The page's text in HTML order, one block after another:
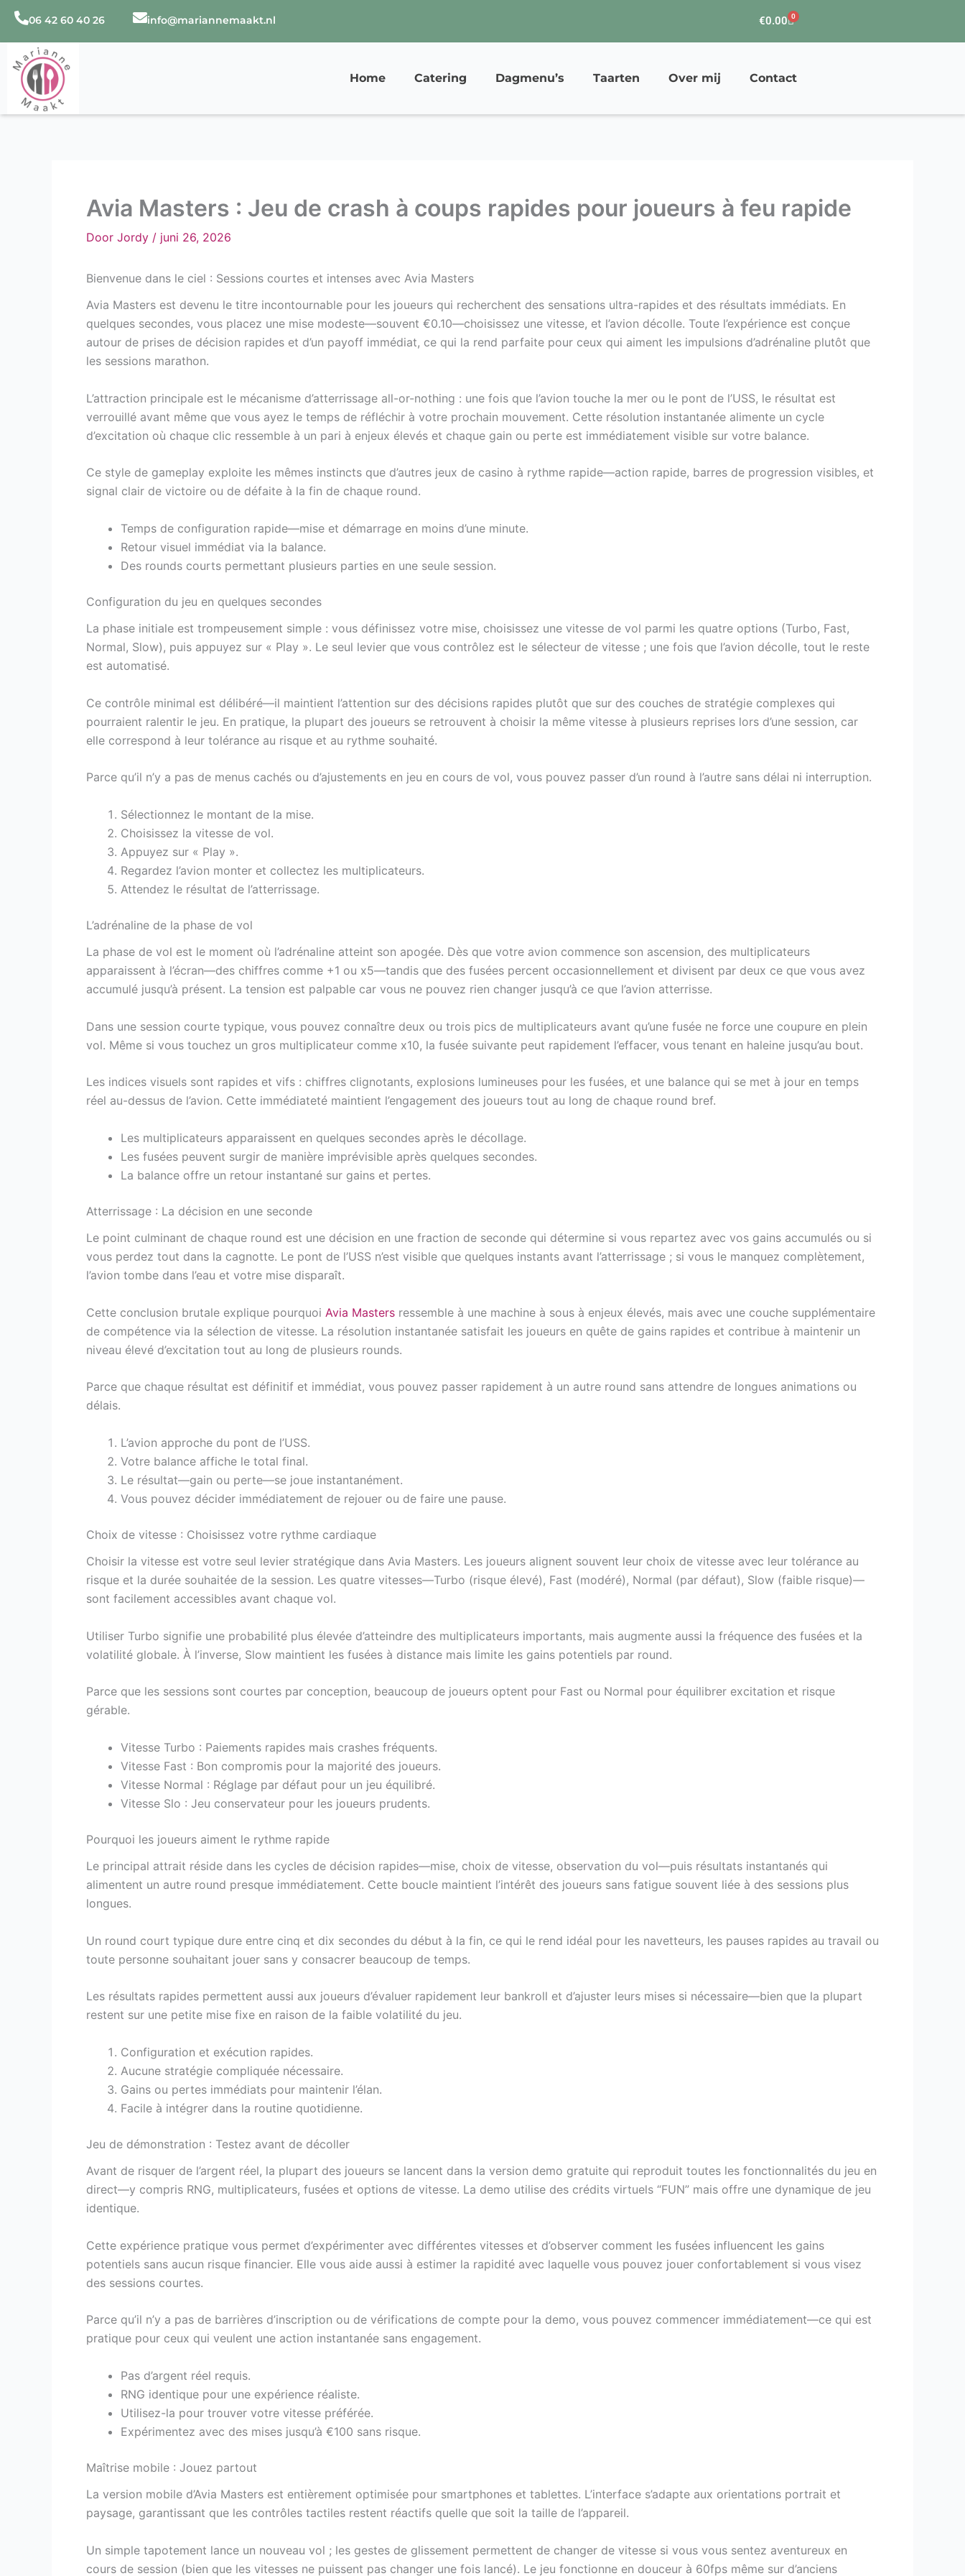
naar
de
inhoud
06 42 60 40 26 info@mariannemaakt.nl €0.00 0
Winkelwagen
Home Catering Dagmenu’s Taarten Over mij Contact
Avia Masters : Jeu de crash à coups rapides pour joueurs à feu rapide
Door Jordy / juni 26, 2026
Bienvenue dans le ciel : Sessions courtes et intenses avec Avia Masters
Avia Masters est devenu le titre incontournable pour les joueurs qui recherchent des sensations ultra-rapides et des résultats immédiats. En
quelques secondes, vous placez une mise modeste—souvent €0.10—choisissez une vitesse, et l’avion décolle. Toute l’expérience est conçue
autour de prises de décision rapides et d’un payoff immédiat, ce qui la rend parfaite pour ceux qui aiment les impulsions d’adrénaline plutôt que
les sessions marathon.
L’attraction principale est le mécanisme d’atterrissage all-or-nothing : une fois que l’avion touche la mer ou le pont de l’USS, le résultat est
verrouillé avant même que vous ayez le temps de réfléchir à votre prochain mouvement. Cette résolution instantanée alimente un cycle
d’excitation où chaque clic ressemble à un pari à enjeux élevés et chaque gain ou perte est immédiatement visible sur votre balance.
Ce style de gameplay exploite les mêmes instincts que d’autres jeux de casino à rythme rapide—action rapide, barres de progression visibles, et
signal clair de victoire ou de défaite à la fin de chaque round.
Temps de configuration rapide—mise et démarrage en moins d’une minute.
Retour visuel immédiat via la balance.
Des rounds courts permettant plusieurs parties en une seule session.
Configuration du jeu en quelques secondes
La phase initiale est trompeusement simple : vous définissez votre mise, choisissez une vitesse de vol parmi les quatre options (Turbo, Fast,
Normal, Slow), puis appuyez sur « Play ». Le seul levier que vous contrôlez est le sélecteur de vitesse ; une fois que l’avion décolle, tout le reste
est automatisé.
Ce contrôle minimal est délibéré—il maintient l’attention sur des décisions rapides plutôt que sur des couches de stratégie complexes qui
pourraient ralentir le jeu. En pratique, la plupart des joueurs se retrouvent à choisir la même vitesse à plusieurs reprises lors d’une session, car
elle correspond à leur tolérance au risque et au rythme souhaité.
Parce qu’il n’y a pas de menus cachés ou d’ajustements en jeu en cours de vol, vous pouvez passer d’un round à l’autre sans délai ni interruption.
Sélectionnez le montant de la mise.
Choisissez la vitesse de vol.
Appuyez sur « Play ».
Regardez l’avion monter et collectez les multiplicateurs.
Attendez le résultat de l’atterrissage.
L’adrénaline de la phase de vol
La phase de vol est le moment où l’adrénaline atteint son apogée. Dès que votre avion commence son ascension, des multiplicateurs
apparaissent à l’écran—des chiffres comme +1 ou x5—tandis que des fusées percent occasionnellement et divisent par deux ce que vous avez
accumulé jusqu’à présent. La tension est palpable car vous ne pouvez rien changer jusqu’à ce que l’avion atterrisse.
Dans une session courte typique, vous pouvez connaître deux ou trois pics de multiplicateurs avant qu’une fusée ne force une coupure en plein
vol. Même si vous touchez un gros multiplicateur comme x10, la fusée suivante peut rapidement l’effacer, vous tenant en haleine jusqu’au bout.
Les indices visuels sont rapides et vifs : chiffres clignotants, explosions lumineuses pour les fusées, et une balance qui se met à jour en temps
réel au-dessus de l’avion. Cette immédiateté maintient l’engagement des joueurs tout au long de chaque round bref.
Les multiplicateurs apparaissent en quelques secondes après le décollage.
Les fusées peuvent surgir de manière imprévisible après quelques secondes.
La balance offre un retour instantané sur gains et pertes.
Atterrissage : La décision en une seconde
Le point culminant de chaque round est une décision en une fraction de seconde qui détermine si vous repartez avec vos gains accumulés ou si
vous perdez tout dans la cagnotte. Le pont de l’USS n’est visible que quelques instants avant l’atterrissage ; si vous le manquez complètement,
l’avion tombe dans l’eau et votre mise disparaît.
Cette conclusion brutale explique pourquoi Avia Masters ressemble à une machine à sous à enjeux élevés, mais avec une couche supplémentaire
de compétence via la sélection de vitesse. La résolution instantanée satisfait les joueurs en quête de gains rapides et contribue à maintenir un
niveau élevé d’excitation tout au long de plusieurs rounds.
Parce que chaque résultat est définitif et immédiat, vous pouvez passer rapidement à un autre round sans attendre de longues animations ou
délais.
L’avion approche du pont de l’USS.
Votre balance affiche le total final.
Le résultat—gain ou perte—se joue instantanément.
Vous pouvez décider immédiatement de rejouer ou de faire une pause.
Choix de vitesse : Choisissez votre rythme cardiaque
Choisir la vitesse est votre seul levier stratégique dans Avia Masters. Les joueurs alignent souvent leur choix de vitesse avec leur tolérance au
risque et la durée souhaitée de la session. Les quatre vitesses—Turbo (risque élevé), Fast (modéré), Normal (par défaut), Slow (faible risque)—
sont facilement accessibles avant chaque vol.
Utiliser Turbo signifie une probabilité plus élevée d’atteindre des multiplicateurs importants, mais augmente aussi la fréquence des fusées et la
volatilité globale. À l’inverse, Slow maintient les fusées à distance mais limite les gains potentiels par round.
Parce que les sessions sont courtes par conception, beaucoup de joueurs optent pour Fast ou Normal pour équilibrer excitation et risque
gérable.
Vitesse Turbo : Paiements rapides mais crashes fréquents.
Vitesse Fast : Bon compromis pour la majorité des joueurs.
Vitesse Normal : Réglage par défaut pour un jeu équilibré.
Vitesse Slo : Jeu conservateur pour les joueurs prudents.
Pourquoi les joueurs aiment le rythme rapide
Le principal attrait réside dans les cycles de décision rapides—mise, choix de vitesse, observation du vol—puis résultats instantanés qui
alimentent un autre round presque immédiatement. Cette boucle maintient l’intérêt des joueurs sans fatigue souvent liée à des sessions plus
longues.
Un round court typique dure entre cinq et dix secondes du début à la fin, ce qui le rend idéal pour les navetteurs, les pauses rapides au travail ou
toute personne souhaitant jouer sans y consacrer beaucoup de temps.
Les résultats rapides permettent aussi aux joueurs d’évaluer rapidement leur bankroll et d’ajuster leurs mises si nécessaire—bien que la plupart
restent sur une petite mise fixe en raison de la faible volatilité du jeu.
Configuration et exécution rapides.
Aucune stratégie compliquée nécessaire.
Gains ou pertes immédiats pour maintenir l’élan.
Facile à intégrer dans la routine quotidienne.
Jeu de démonstration : Testez avant de décoller
Avant de risquer de l’argent réel, la plupart des joueurs se lancent dans la version demo gratuite qui reproduit toutes les fonctionnalités du jeu en
direct—y compris RNG, multiplicateurs, fusées et options de vitesse. La demo utilise des crédits virtuels “FUN” mais offre une dynamique de jeu
identique.
Cette expérience pratique vous permet d’expérimenter avec différentes vitesses et d’observer comment les fusées influencent les gains
potentiels sans aucun risque financier. Elle vous aide aussi à estimer la rapidité avec laquelle vous pouvez jouer confortablement si vous visez
des sessions courtes.
Parce qu’il n’y a pas de barrières d’inscription ou de vérifications de compte pour la demo, vous pouvez commencer immédiatement—ce qui est
pratique pour ceux qui veulent une action instantanée sans engagement.
Pas d’argent réel requis.
RNG identique pour une expérience réaliste.
Utilisez-la pour trouver votre vitesse préférée.
Expérimentez avec des mises jusqu’à €100 sans risque.
Maîtrise mobile : Jouez partout
La version mobile d’Avia Masters est entièrement optimisée pour smartphones et tablettes. L’interface s’adapte aux orientations portrait et
paysage, garantissant que les contrôles tactiles restent réactifs quelle que soit la taille de l’appareil.
Un simple tapotement lance un nouveau vol ; les gestes de glissement permettent de changer de vitesse si vous vous sentez aventureux en
cours de session (bien que les vitesses ne puissent pas changer une fois lancé). Le jeu fonctionne en douceur à 60fps même sur d’anciens